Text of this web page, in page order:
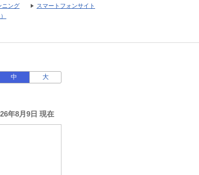
ニング
スマートフォンサイト
中 大
年8月9日 現在